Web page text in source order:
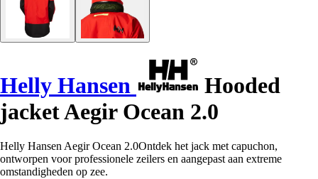
Helly Hansen
Hooded
jacket Aegir Ocean 2.0
Helly Hansen Aegir Ocean 2.0Ontdek het jack met capuchon,
ontworpen voor professionele zeilers en aangepast aan extreme
omstandigheden op zee.